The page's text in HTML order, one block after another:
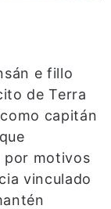
e fillo
de Terra
capitán
por motivos
vinculado